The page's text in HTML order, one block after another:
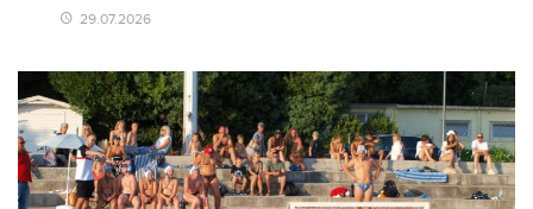
29.07.2026